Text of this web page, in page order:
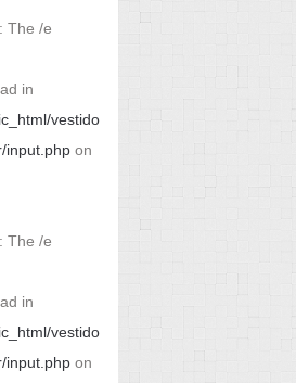
The /e
in
vestido
input.php on
The /e
in
vestido
input.php on